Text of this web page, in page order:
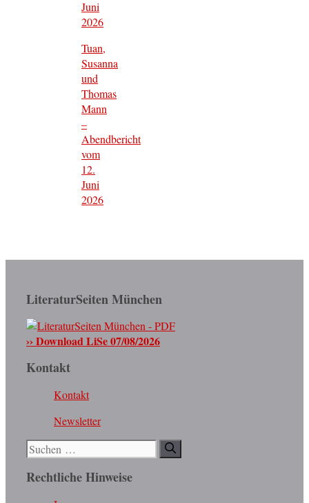
Juni
2026
Tuan,
Susanna
und
Thomas
Mann
–
Abendbericht
vom
12.
Juni
2026
LiteraturSeiten München
›› Download LiSe 07/08/2026
Kontakt
Kontakt
Newsletter
Suchen
nach:
Rechtliche Hinweise